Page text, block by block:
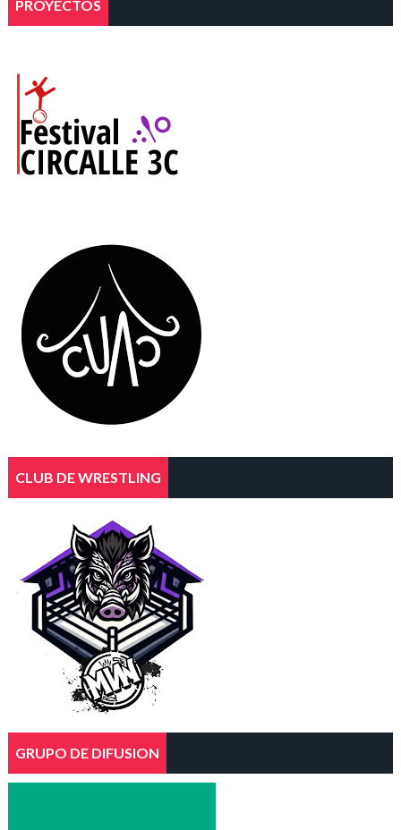
PROYECTOS
CLUB DE WRESTLING
GRUPO DE DIFUSION